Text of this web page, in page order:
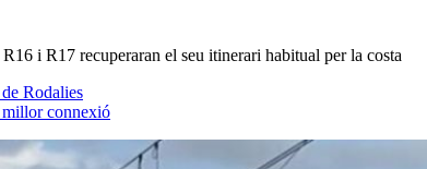
i R17 recuperaran el seu itinerari habitual per la costa
Rodalies
millor connexió